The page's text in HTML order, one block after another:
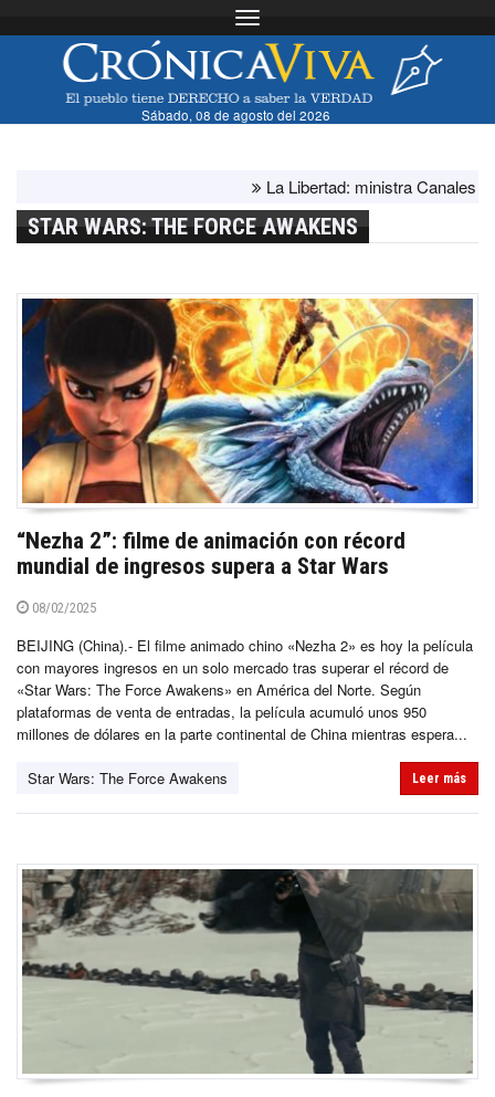
Toggle navigation
Sábado, 08 de agosto del 2026
La Libertad: ministra Canales
STAR WARS: THE FORCE AWAKENS
“Nezha 2”: filme de animación con récord
mundial de ingresos supera a Star Wars
08/02/2025
BEIJING (China).- El filme animado chino «Nezha 2» es hoy la película
con mayores ingresos en un solo mercado tras superar el récord de
«Star Wars: The Force Awakens» en América del Norte. Según
plataformas de venta de entradas, la película acumuló unos 950
millones de dólares en la parte continental de China mientras espera...
Star Wars: The Force Awakens Leer más